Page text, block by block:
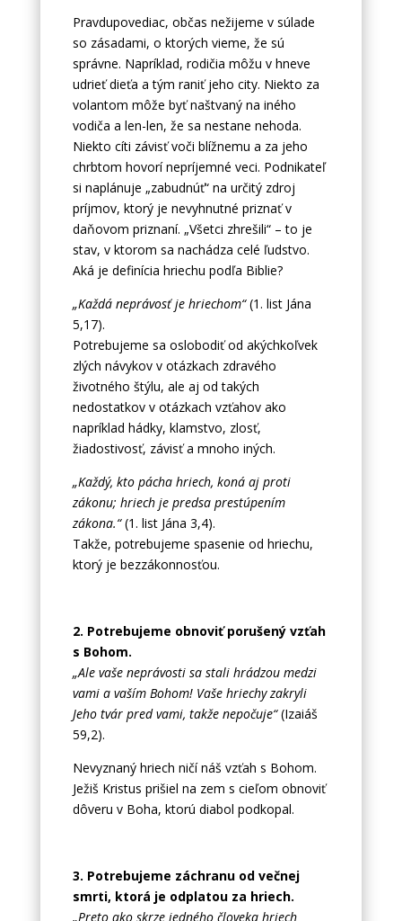
Pravdupovediac, občas nežijeme v súlade
so zásadami, o ktorých vieme, že sú
správne. Napríklad, rodičia môžu v hneve
udrieť dieťa a tým raniť jeho city. Niekto za
volantom môže byť naštvaný na iného
vodiča a len-len, že sa nestane nehoda.
Niekto cíti závisť voči blížnemu a za jeho
chrbtom hovorí nepríjemné veci. Podnikateľ
si naplánuje „zabudnúť“ na určitý zdroj
príjmov, ktorý je nevyhnutné priznať v
daňovom priznaní. „Všetci zhrešili“ – to je
stav, v ktorom sa nachádza celé ľudstvo.
Aká je definícia hriechu podľa Biblie?
„Každá neprávosť je hriechom“(1. list Jána
5,17).
Potrebujeme sa oslobodiť od akýchkoľvek
zlých návykov v otázkach zdravého
životného štýlu, ale aj od takých
nedostatkov v otázkach vzťahov ako
napríklad hádky, klamstvo, zlosť,
žiadostivosť, závisť a mnoho iných.
„Každý, kto pácha hriech, koná aj proti
zákonu; hriech je predsa prestúpením
zákona.“(1. list Jána 3,4).
Takže, potrebujeme spasenie od hriechu,
ktorý je bezzákonnosťou.
2. Potrebujeme obnoviť porušený vzťah
s Bohom.
„Ale vaše neprávosti sa stali hrádzou medzi
vami a vaším Bohom! Vaše hriechy zakryli
Jeho tvár pred vami, takže nepočuje“(Izaiáš
59,2).
Nevyznaný hriech ničí náš vzťah s Bohom.
Ježiš Kristus prišiel na zem s cieľom obnoviť
dôveru v Boha, ktorú diabol podkopal.
3. Potrebujeme záchranu od večnej
smrti, ktorá je odplatou za hriech.
„Preto ako skrze jedného človeka hriech